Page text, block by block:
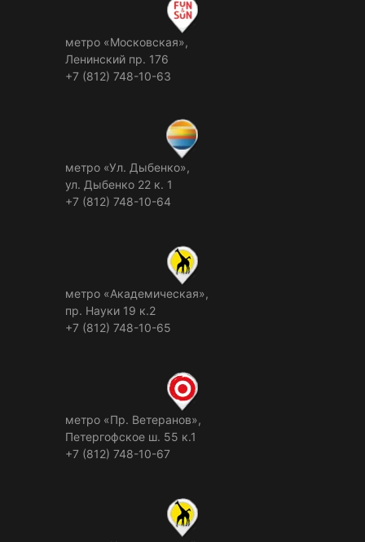
метро «Московская»,
Ленинский пр. 176
+7 (812) 748-10-63
метро «Ул. Дыбенко»,
ул. Дыбенко 22 к. 1
+7 (812) 748-10-64
метро «Академическая»,
пр. Науки 19 к.2
+7 (812) 748-10-65
метро «Пр. Ветеранов»,
Петергофское ш. 55 к.1
+7 (812) 748-10-67